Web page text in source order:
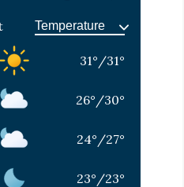
31° /31°
26° /30°
24° /27°
23° /23°